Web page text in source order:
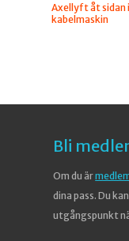
Axellyft åt sidan i
kabelmaskin
Bli
Om du är
dina pass. Du
utgångspunkt